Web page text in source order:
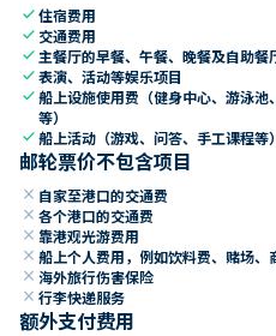
check住宿费用
check 交通费用
check 主餐厅的早餐、午餐、晚餐及自助餐
check表演、活动等娱乐项目
check船上设施使用费（健身中心、游泳
等）
check船上活动（游戏、问答、手工课程等）
邮轮票价不包含项目
close 自家至港口的交通费
close 各个港口的交通费
close 靠港观光游费用
close 船上个人费用，例如饮料费、赌场
close 海外旅行伤害保险
close 行李快递服务
额外支付费用